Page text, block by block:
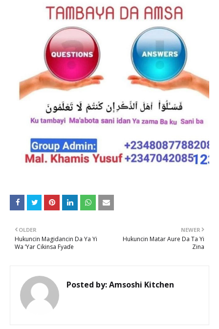
NEWER
Hukuncin Matar Aure Da Ta Yi
Zina
OLDER
Hukuncin Magidancin Da Ya Yi
Wa ’Yar Cikinsa Fyaɗe
Posted by:Amsoshi Kitchen